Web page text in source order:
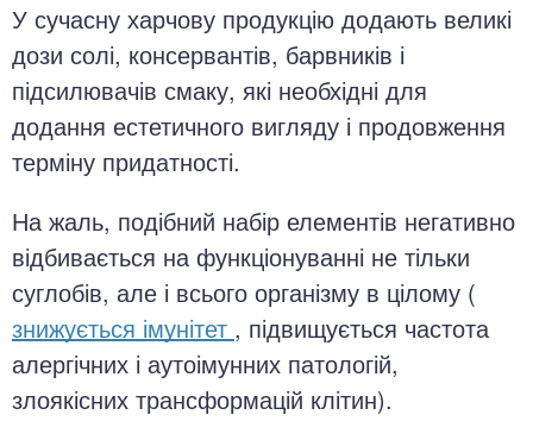
У сучасну харчову продукцію додають великі
дози солі, консервантів, барвників і
підсилювачів смаку, які необхідні для
додання естетичного вигляду і продовження
терміну придатності.
На жаль, подібний набір елементів негативно
відбивається на функціонуванні не тільки
суглобів, але і всього організму в цілому (
знижується імунітет , підвищується частота
алергічних і аутоімунних патологій,
злоякісних трансформацій клітин).